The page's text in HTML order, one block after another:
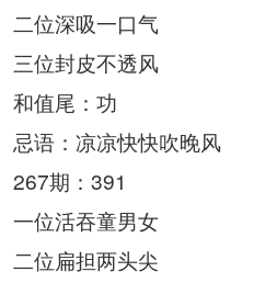
二位深吸一口气
三位封皮不透风
和值尾：功
忌语：凉凉快快吹晚风
267期：391
一位活吞童男女
二位扁担两头尖